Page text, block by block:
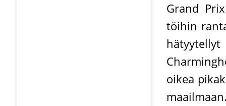
Grand
töihin
oikea